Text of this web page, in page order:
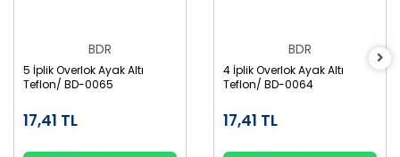
BDR
5 İplik Overlok Ayak Altı
Teflon/ BD-0065
17,41 TL
BDR
4 İplik Overlok Ayak Altı
Teflon/ BD-0064
17,41 TL